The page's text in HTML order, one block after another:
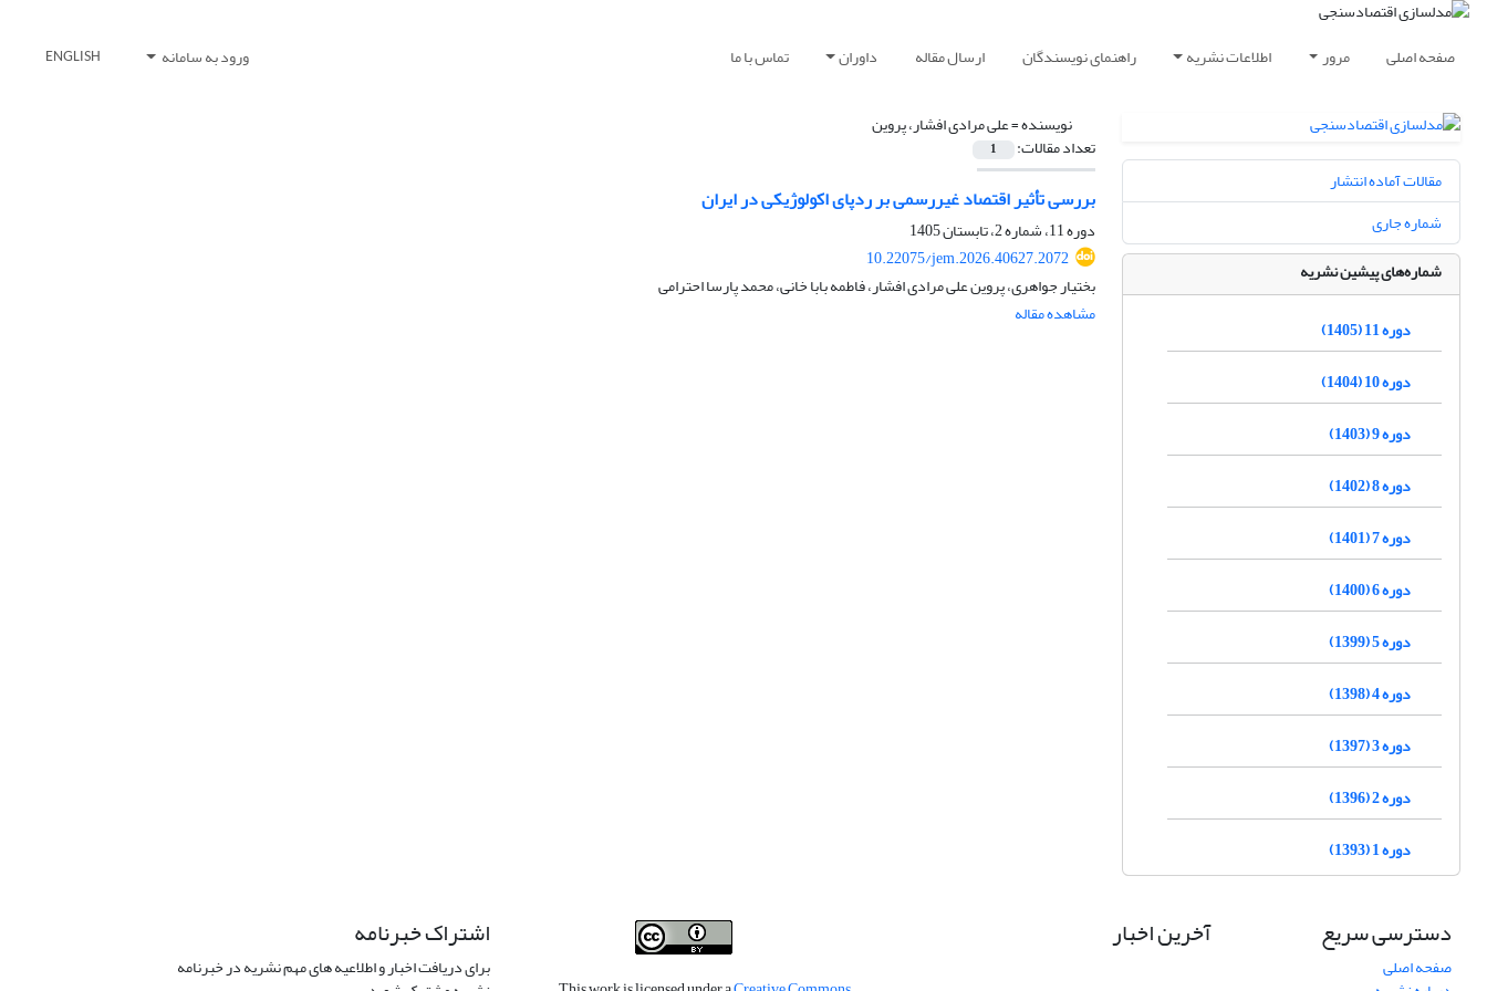
صفحه اصلی مرور اطلاعات نشریه راهنمای نویسندگان ارسال مقاله داوران تماس با ما ورود به سامانه ENGLISH
نویسنده =علی مرادی افشار، پروین
تعداد مقالات: 1
بررسی تأثیر اقتصاد غیررسمی بر ردپای اکولوژیکی در ایران
دوره 11، شماره 2، تابستان 1405
10.22075/jem.2026.40627.2072
بختیار جواهری، پروین علی مرادی افشار، فاطمه بابا خانی، محمد پارسا احترامی
مشاهده مقاله
مقالات آماده انتشار
شماره جاری
شماره‌های پیشین نشریه
دوره 11 (1405)
دوره 10 (1404)
دوره 9 (1403)
دوره 8 (1402)
دوره 7 (1401)
دوره 6 (1400)
دوره 5 (1399)
دوره 4 (1398)
دوره 3 (1397)
دوره 2 (1396)
دوره 1 (1393)
دسترسی سریع
صفحه اصلی
آخرین اخبار اشتراک خبرنامه
برای دریافت اخبار و اطلاعیه های مهم نشریه در خبرنامه